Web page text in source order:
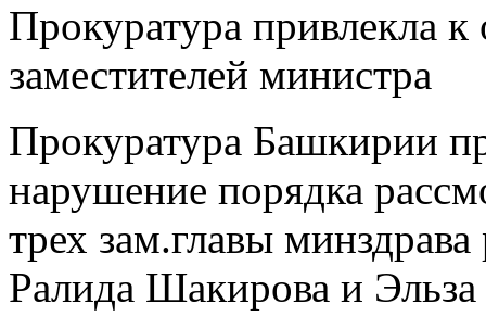
Прокуратура привлекла к
заместителей министра
Прокуратура Башкирии
нарушение порядка
трех зам.главы
Ралида Шакирова и